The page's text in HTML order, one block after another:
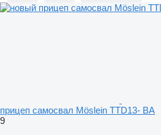
прицеп самосвал Möslein TTD13- BA
9